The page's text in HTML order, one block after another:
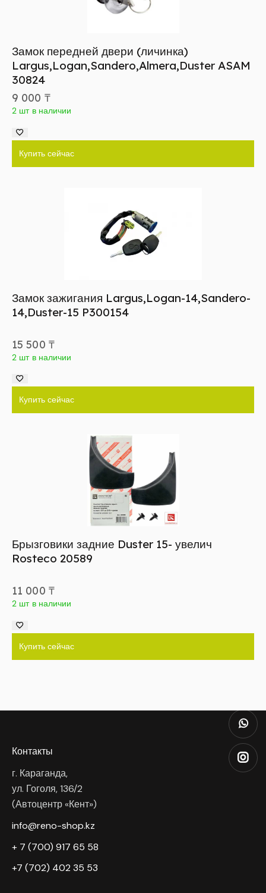
Замок передней двери (личинка)
Largus,Logan,Sandero,Almera,Duster ASAM
30824
9 000 ₸
2 шт в наличии
Купить сейчас
Замок зажигания Largus,Logan-14,Sandero-
14,Duster-15 P300154
15 500 ₸
2 шт в наличии
Купить сейчас
Брызговики задние Duster 15- увелич
Rosteco 20589
11 000 ₸
2 шт в наличии
Купить сейчас
Контакты
г. Караганда,
ул. Гоголя, 136/2
(Автоцентр «Кент»)
info@reno-shop.kz
+ 7 (700) 917 65 58
+7 (702) 402 35 53